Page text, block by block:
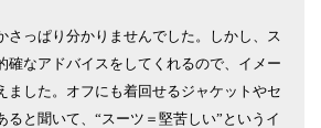
さっぱり分かりませんでした。しかし、ス
確なアドバイスをしてくれるので、イメー
ました。オフにも着回せるジャケットやセ
ると聞いて、“スーツ＝堅苦しい”というイ